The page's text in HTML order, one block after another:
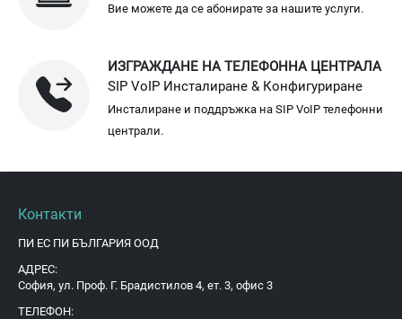
Вие можете да се абонирате за нашите услуги.
ИЗГРАЖДАНЕ НА ТЕЛЕФОННА ЦЕНТРАЛА
SIP VoIP Инсталиране & Конфигуриране
Инсталиране и поддръжка на SIP VoIP телефонни
централи.
Контакти
ПИ ЕС ПИ БЪЛГАРИЯ ООД
АДРЕС:
София, ул. Проф. Г. Брадистилов 4, ет. 3, офис 3
ТЕЛЕФОН: